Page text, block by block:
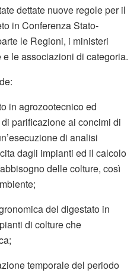
dettate nuove regole per il
in Conferenza Stato-
le Regioni, i ministeri
le associazioni di categoria.
in agrozootecnico ed
parificazione ai concimi di
di analisi
dagli impianti ed il calcolo
delle colture, così
del digestato in
di colture che
temporale del periodo